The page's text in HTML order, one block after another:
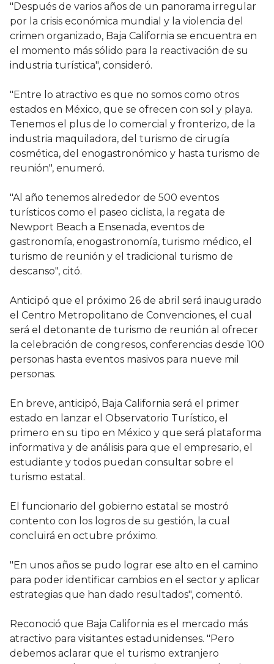
"Después de varios años de un panorama irregular
por la crisis económica mundial y la violencia del
crimen organizado, Baja California se encuentra en
el momento más sólido para la reactivación de su
industria turística", consideró.
"Entre lo atractivo es que no somos como otros
estados en México, que se ofrecen con sol y playa.
Tenemos el plus de lo comercial y fronterizo, de la
industria maquiladora, del turismo de cirugía
cosmética, del enogastronómico y hasta turismo de
reunión", enumeró.
"Al año tenemos alrededor de 500 eventos
turísticos como el paseo ciclista, la regata de
Newport Beach a Ensenada, eventos de
gastronomía, enogastronomía, turismo médico, el
turismo de reunión y el tradicional turismo de
descanso", citó.
Anticipó que el próximo 26 de abril será inaugurado
el Centro Metropolitano de Convenciones, el cual
será el detonante de turismo de reunión al ofrecer
la celebración de congresos, conferencias desde 100
personas hasta eventos masivos para nueve mil
personas.
En breve, anticipó, Baja California será el primer
estado en lanzar el Observatorio Turístico, el
primero en su tipo en México y que será plataforma
informativa y de análisis para que el empresario, el
estudiante y todos puedan consultar sobre el
turismo estatal.
El funcionario del gobierno estatal se mostró
contento con los logros de su gestión, la cual
concluirá en octubre próximo.
"En unos años se pudo lograr ese alto en el camino
para poder identificar cambios en el sector y aplicar
estrategias que han dado resultados", comentó.
Reconoció que Baja California es el mercado más
atractivo para visitantes estadunidenses. "Pero
debemos aclarar que el turismo extranjero